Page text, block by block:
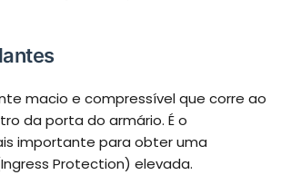
macio e compressível que corre ao
da porta do armário. É o
importante para obter uma
Protection) elevada.